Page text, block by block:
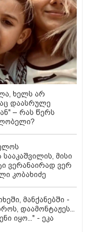
ხელს არ
დაასრულე
– რას წერს
მისი
ვერანაირად ვერ
კობახიძე
მანქანებში -
დაამონტაჟეს...
იყო..." - ეკა